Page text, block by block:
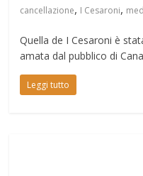
cancellazione, I Cesaroni,
Quella de I Cesaroni è
amata dal pubblico di
Leggi tutto